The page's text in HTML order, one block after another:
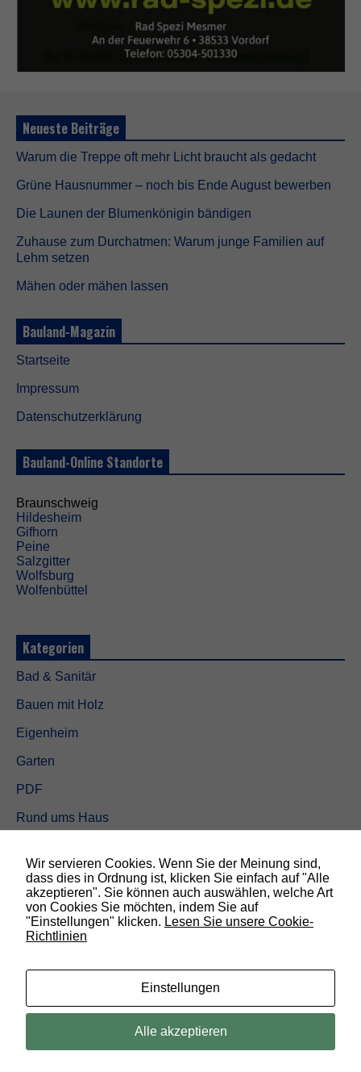
Neueste Beiträge
Warum die Treppe oft mehr Licht braucht als gedacht
Grüne Hausnummer – noch bis Ende August bewerben
Die Launen der Blumenkönigin bändigen
Zuhause zum Durchatmen: Warum junge Familien auf
Lehm setzen
Mähen oder mähen lassen
Bauland-Magazin
Startseite
Impressum
Datenschutzerklärung
Bauland-Online Standorte
Braunschweig
Hildesheim
Gifhorn
Peine
Salzgitter
Wolfsburg
Wolfenbüttel
Kategorien
Bad & Sanitär
Bauen mit Holz
Eigenheim
Garten
PDF
Rund ums Haus
Sicherheit
SUCHEN
© 2019 Bauland Magazin Braunschweig, Peine & Wolfsburg. All rights
Wir servieren Cookies. Wenn Sie der Meinung sind,
dass dies in Ordnung ist, klicken Sie einfach auf "Alle
akzeptieren". Sie können auch auswählen, welche Art
von Cookies Sie möchten, indem Sie auf
"Einstellungen" klicken. Lesen Sie unsere Cookie-
Richtlinien
Einstellungen
Alle akzeptieren
t
w
e
n
d
i
g